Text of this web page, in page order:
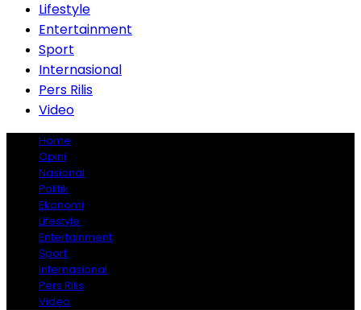
Lifestyle
Entertainment
Sport
Internasional
Pers Rilis
Video
Home
Opini
Nasional
Politik
Ekonomi
Lifestyle
Entertainment
Sport
Internasional
Pers Rilis
Video